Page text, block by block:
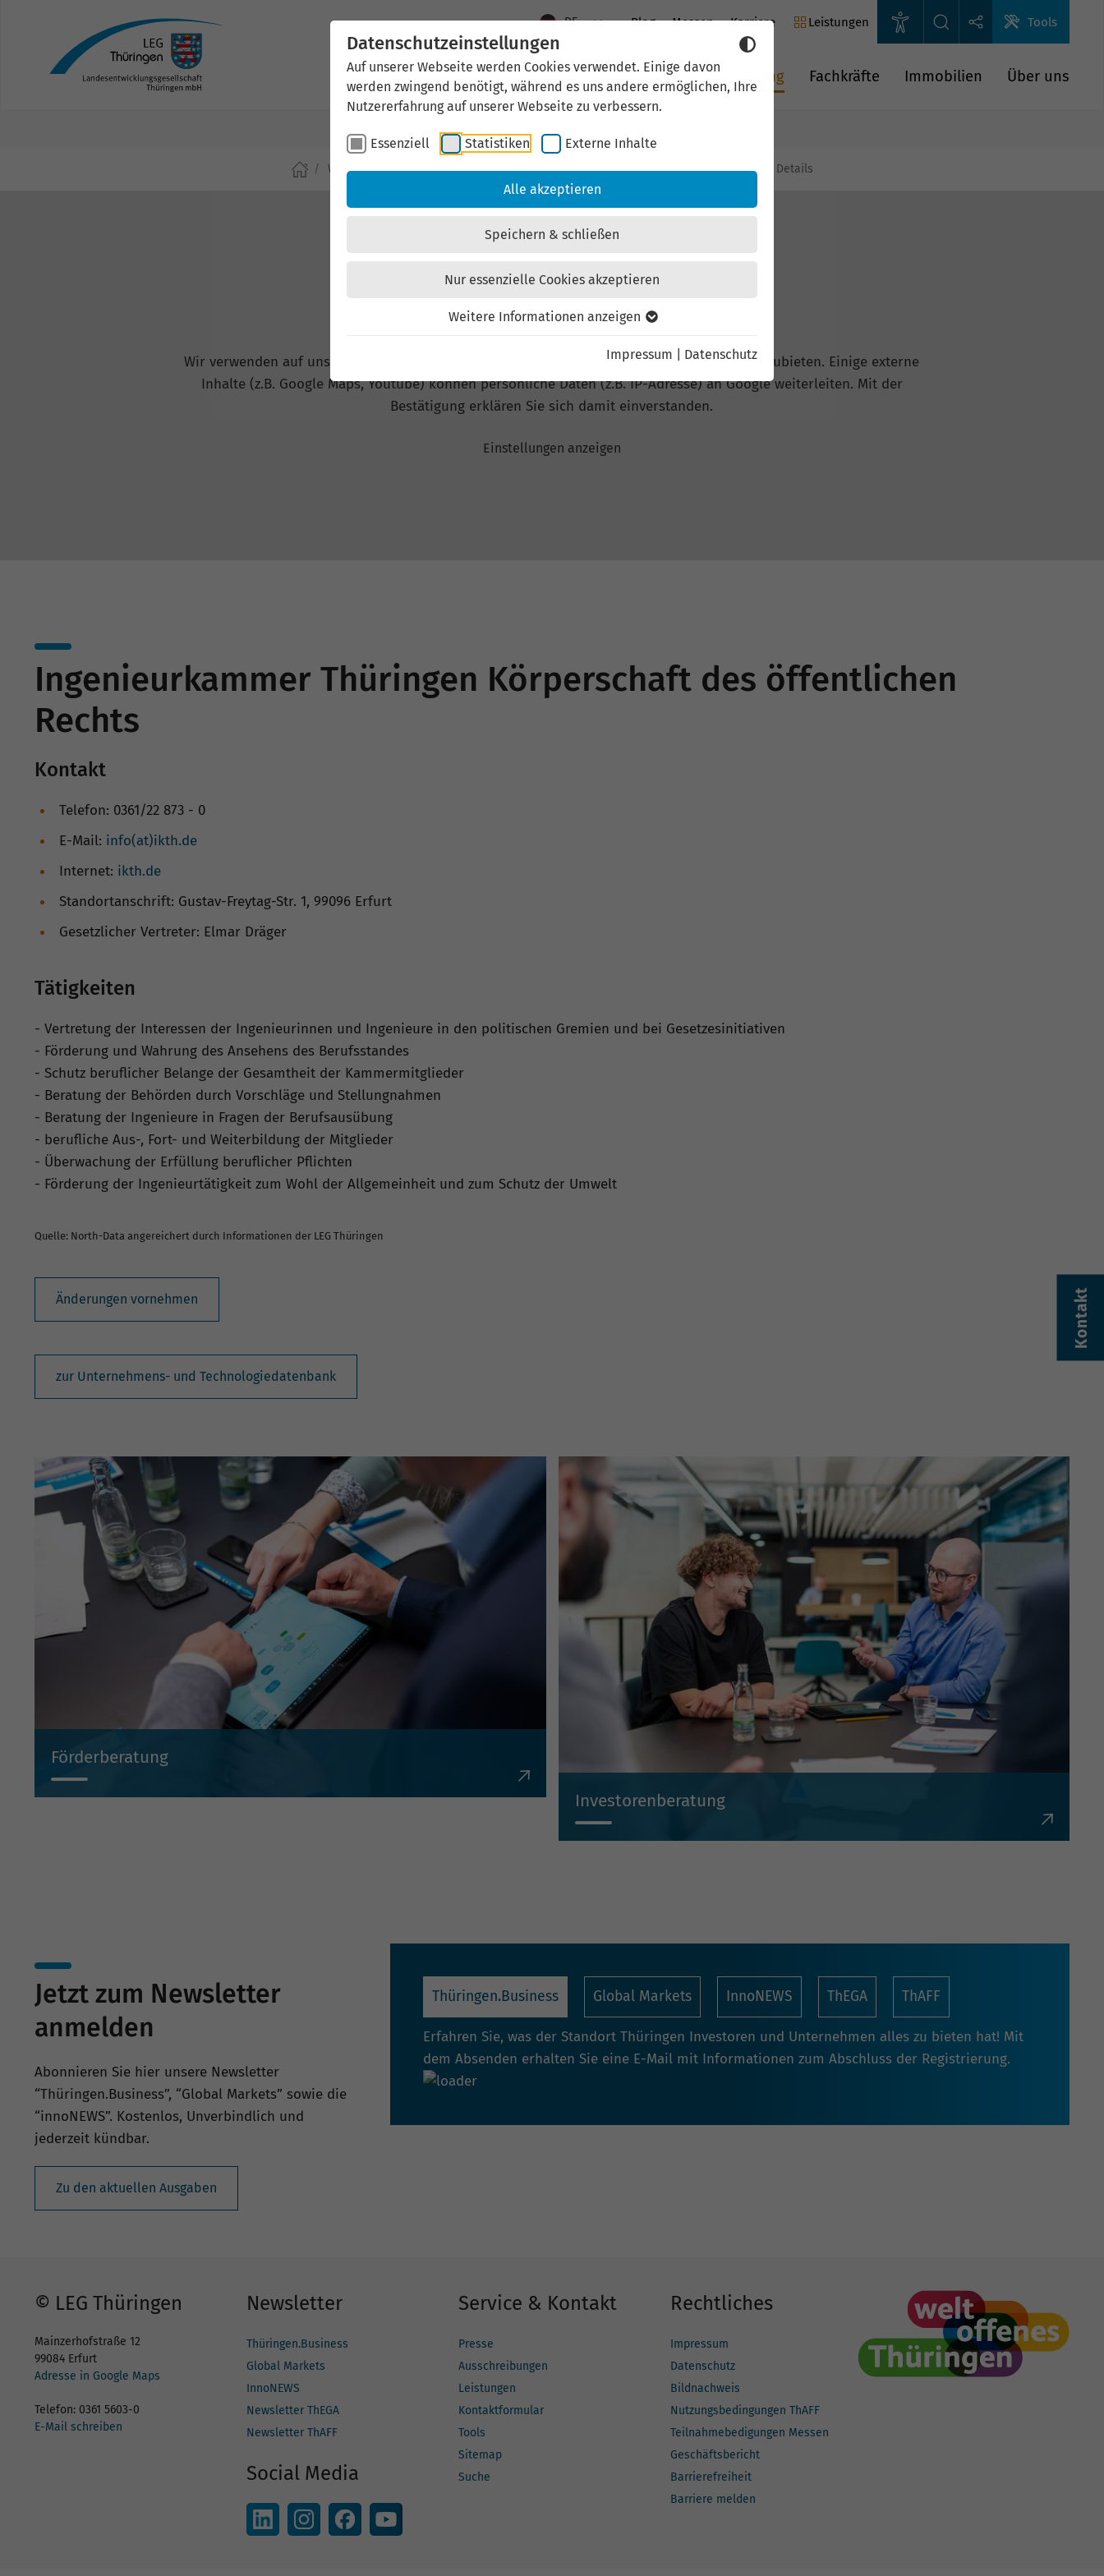
Datenschutzeinstellungen
Auf unserer Webseite werden Cookies verwendet. Einige davon
werden zwingend benötigt, während es uns andere ermöglichen, Ihre
Nutzererfahrung auf unserer Webseite zu verbessern.
Essenziell Statistiken Externe Inhalte
Alle akzeptieren
Speichern & schließen
Nur essenzielle Cookies akzeptieren
Weitere Informationen anzeigen
Impressum Datenschutz
DE Blog Messen Karriere Leistungen Tools
Aktuelles Standort Thüringen Wirtschaftsförderung Fachkräfte Immobilien Über uns
Kontakt
Wirtschaftsförderung Investieren & Ansiedeln Unternehmen & Technologien Details
Externen Inhalt laden
Wir verwenden auf unserer Website externe Inhalte, um Ihnen zusätzliche Informationen anzubieten. Einige externe
Inhalte (z.B. Google Maps, Youtube) können persönliche Daten (z.B. IP-Adresse) an Google weiterleiten. Mit der
Bestätigung erklären Sie sich damit einverstanden.
Einstellungen anzeigen
Ingenieurkammer Thüringen Körperschaft des öffentlichen
Rechts
Kontakt
Telefon: 0361/22 873 - 0
E-Mail: info(at)ikth.de
Internet: ikth.de
Standortanschrift: Gustav-Freytag-Str. 1, 99096 Erfurt
Gesetzlicher Vertreter: Elmar Dräger
Tätigkeiten
- Vertretung der Interessen der Ingenieurinnen und Ingenieure in den politischen Gremien und bei Gesetzesinitiativen
- Förderung und Wahrung des Ansehens des Berufsstandes
- Schutz beruflicher Belange der Gesamtheit der Kammermitglieder
- Beratung der Behörden durch Vorschläge und Stellungnahmen
- Beratung der Ingenieure in Fragen der Berufsausübung
- berufliche Aus-, Fort- und Weiterbildung der Mitglieder
- Überwachung der Erfüllung beruflicher Pflichten
- Förderung der Ingenieurtätigkeit zum Wohl der Allgemeinheit und zum Schutz der Umwelt
Quelle: North-Data angereichert durch Informationen der LEG Thüringen
Änderungen vornehmen
zur Unternehmens- und Technologiedatenbank
Förderberatung
Investorenberatung
Jetzt zum Newsletter
anmelden
Abonnieren Sie hier unsere Newsletter
“Thüringen.Business”, “Global Markets” sowie die
“innoNEWS”. Kostenlos, Unverbindlich und
jederzeit kündbar.
Zu den aktuellen Ausgaben
Thüringen.Business Global Markets InnoNEWS ThEGA ThAFF
Erfahren Sie, was der Standort Thüringen Investoren und Unternehmen alles zu bieten hat! Mit
dem Absenden erhalten Sie eine E-Mail mit Informationen zum Abschluss der Registrierung.
© LEG Thüringen
Mainzerhofstraße 12
99084 Erfurt
Adresse in Google Maps
Telefon: 0361 5603-0
E-Mail schreiben
Newsletter
Thüringen.Business
Global Markets
InnoNEWS
Newsletter ThEGA
Newsletter ThAFF
Social Media
Service & Kontakt
Presse
Ausschreibungen
Leistungen
Kontaktformular
Tools
Sitemap
Suche
Rechtliches
Impressum
Datenschutz
Bildnachweis
Nutzungsbedingungen ThAFF
Teilnahmebedigungen Messen
Geschäftsbericht
Barrierefreiheit
Barriere melden